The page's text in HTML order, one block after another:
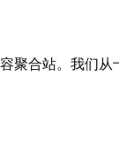
聚合站。我们从